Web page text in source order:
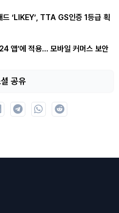
드 ‘LIKEY’, TTA GS인증 1등급 획
앱’에 적용… 모바일 커머스 보안
공유